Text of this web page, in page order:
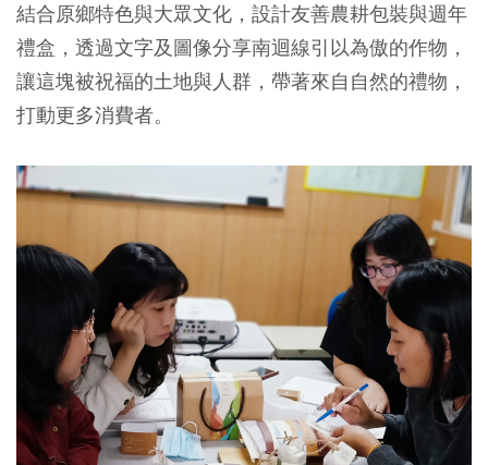
結合原鄉特色與大眾文化，設計友善農耕包裝與週年
禮盒，透過文字及圖像分享南迴線引以為傲的作物，
讓這塊被祝福的土地與人群，帶著來自自然的禮物，
打動更多消費者。